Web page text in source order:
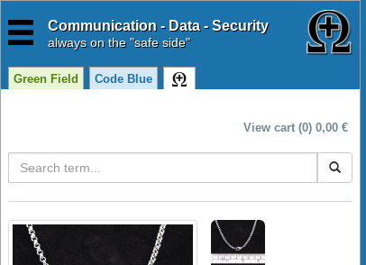
Communication - Data - Security
alwayson the "safe side"
Green Field Code Blue
View cart (0) 0,00 €